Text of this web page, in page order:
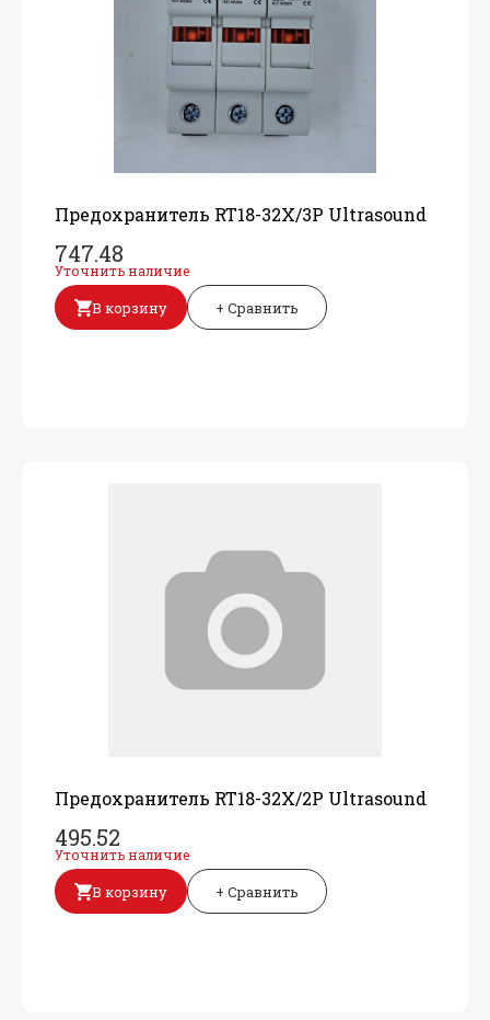
Предохранитель RT18-32X/3P Ultrasound
747.48
Уточнить наличие
В корзину + Сравнить
Предохранитель RT18-32X/2P Ultrasound
495.52
Уточнить наличие
В корзину + Сравнить